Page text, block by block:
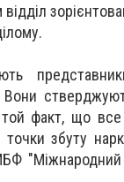
Вони
факт, що
збуту